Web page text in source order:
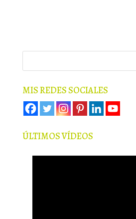
MIS REDES SOCIALES
ÚLTIMOS VÍDEOS